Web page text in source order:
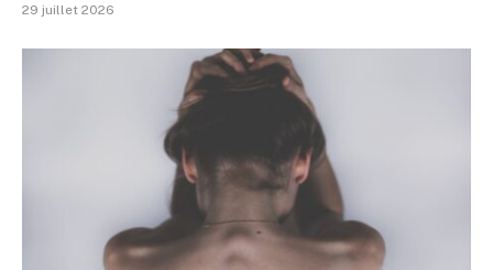
29 juillet 2026